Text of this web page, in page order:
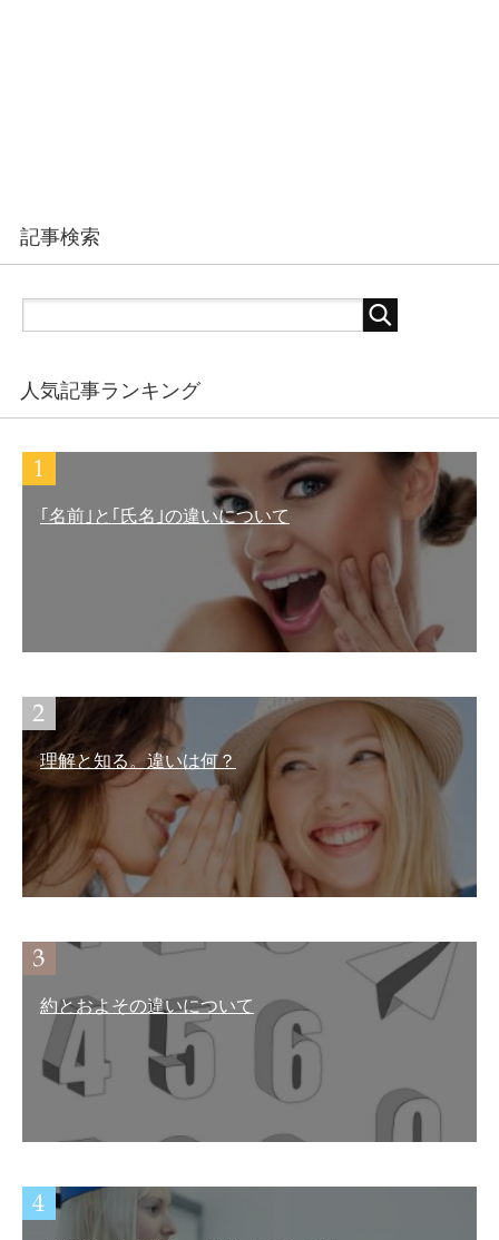
記事検索
人気記事ランキング
｢名前｣と｢氏名｣の違いについて
理解と知る。違いは何？
約とおよその違いについて